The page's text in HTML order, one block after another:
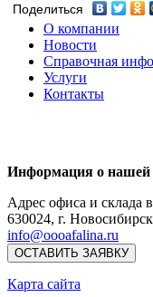
Поделиться
О компании
Новости
Справочная
Услуги
Контакты
Информация о нашей
Адрес офиса и склада
630024, г. Новосибирск
info@oooafalina.ru
ОСТАВИТЬ ЗАЯВКУ
Карта сайта